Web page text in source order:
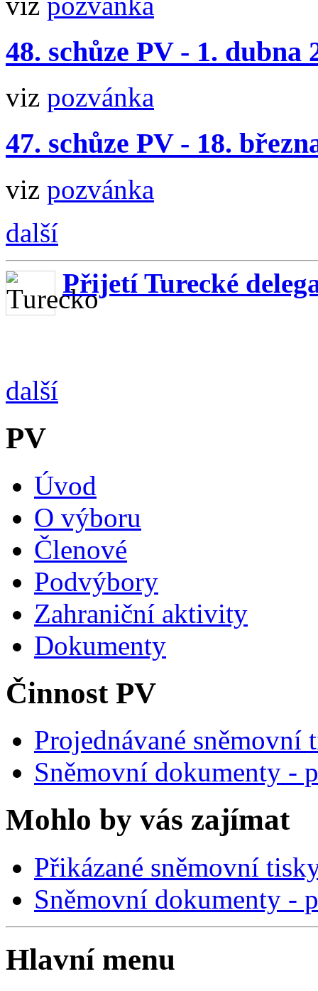
48. schůze PV - 1. dubna
viz pozvánka
47. schůze PV - 18.
viz pozvánka
další
Přijetí Turecké
další
PV
Úvod
O výboru
Členové
Podvýbory
Zahraniční aktivity
Dokumenty
Činnost PV
Projednávané sněmovní
Sněmovní dokumenty -
Mohlo by vás zajímat
Přikázané sněmovní
Sněmovní dokumenty -
Hlavní menu